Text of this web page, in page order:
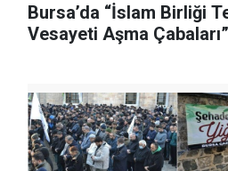
Bursa’da “İslam Birliği
Vesayeti Aşma